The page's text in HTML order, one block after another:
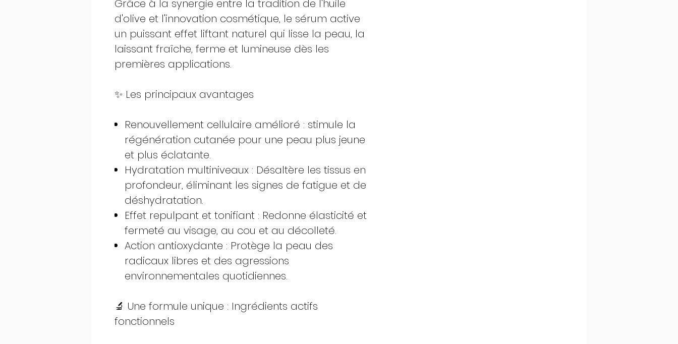
Grâce à la synergie entre la tradition de l'huile
d'olive et l'innovation cosmétique, le sérum active
un puissant effet liftant naturel qui lisse la peau, la
laissant fraîche, ferme et lumineuse dès les
premières applications.
✨ Les principaux avantages
Renouvellement cellulaire amélioré : stimule la
régénération cutanée pour une peau plus jeune
et plus éclatante.
Hydratation multiniveaux : Désaltère les tissus en
profondeur, éliminant les signes de fatigue et de
déshydratation.
Effet repulpant et tonifiant : Redonne élasticité et
fermeté au visage, au cou et au décolleté.
Action antioxydante : Protège la peau des
radicaux libres et des agressions
environnementales quotidiennes.
🔬 Une formule unique : Ingrédients actifs
fonctionnels